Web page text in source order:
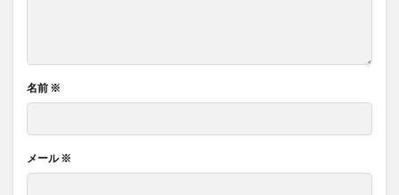
名前 ※
メール※